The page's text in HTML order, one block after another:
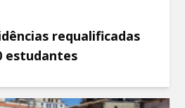
requalificadas
estudantes